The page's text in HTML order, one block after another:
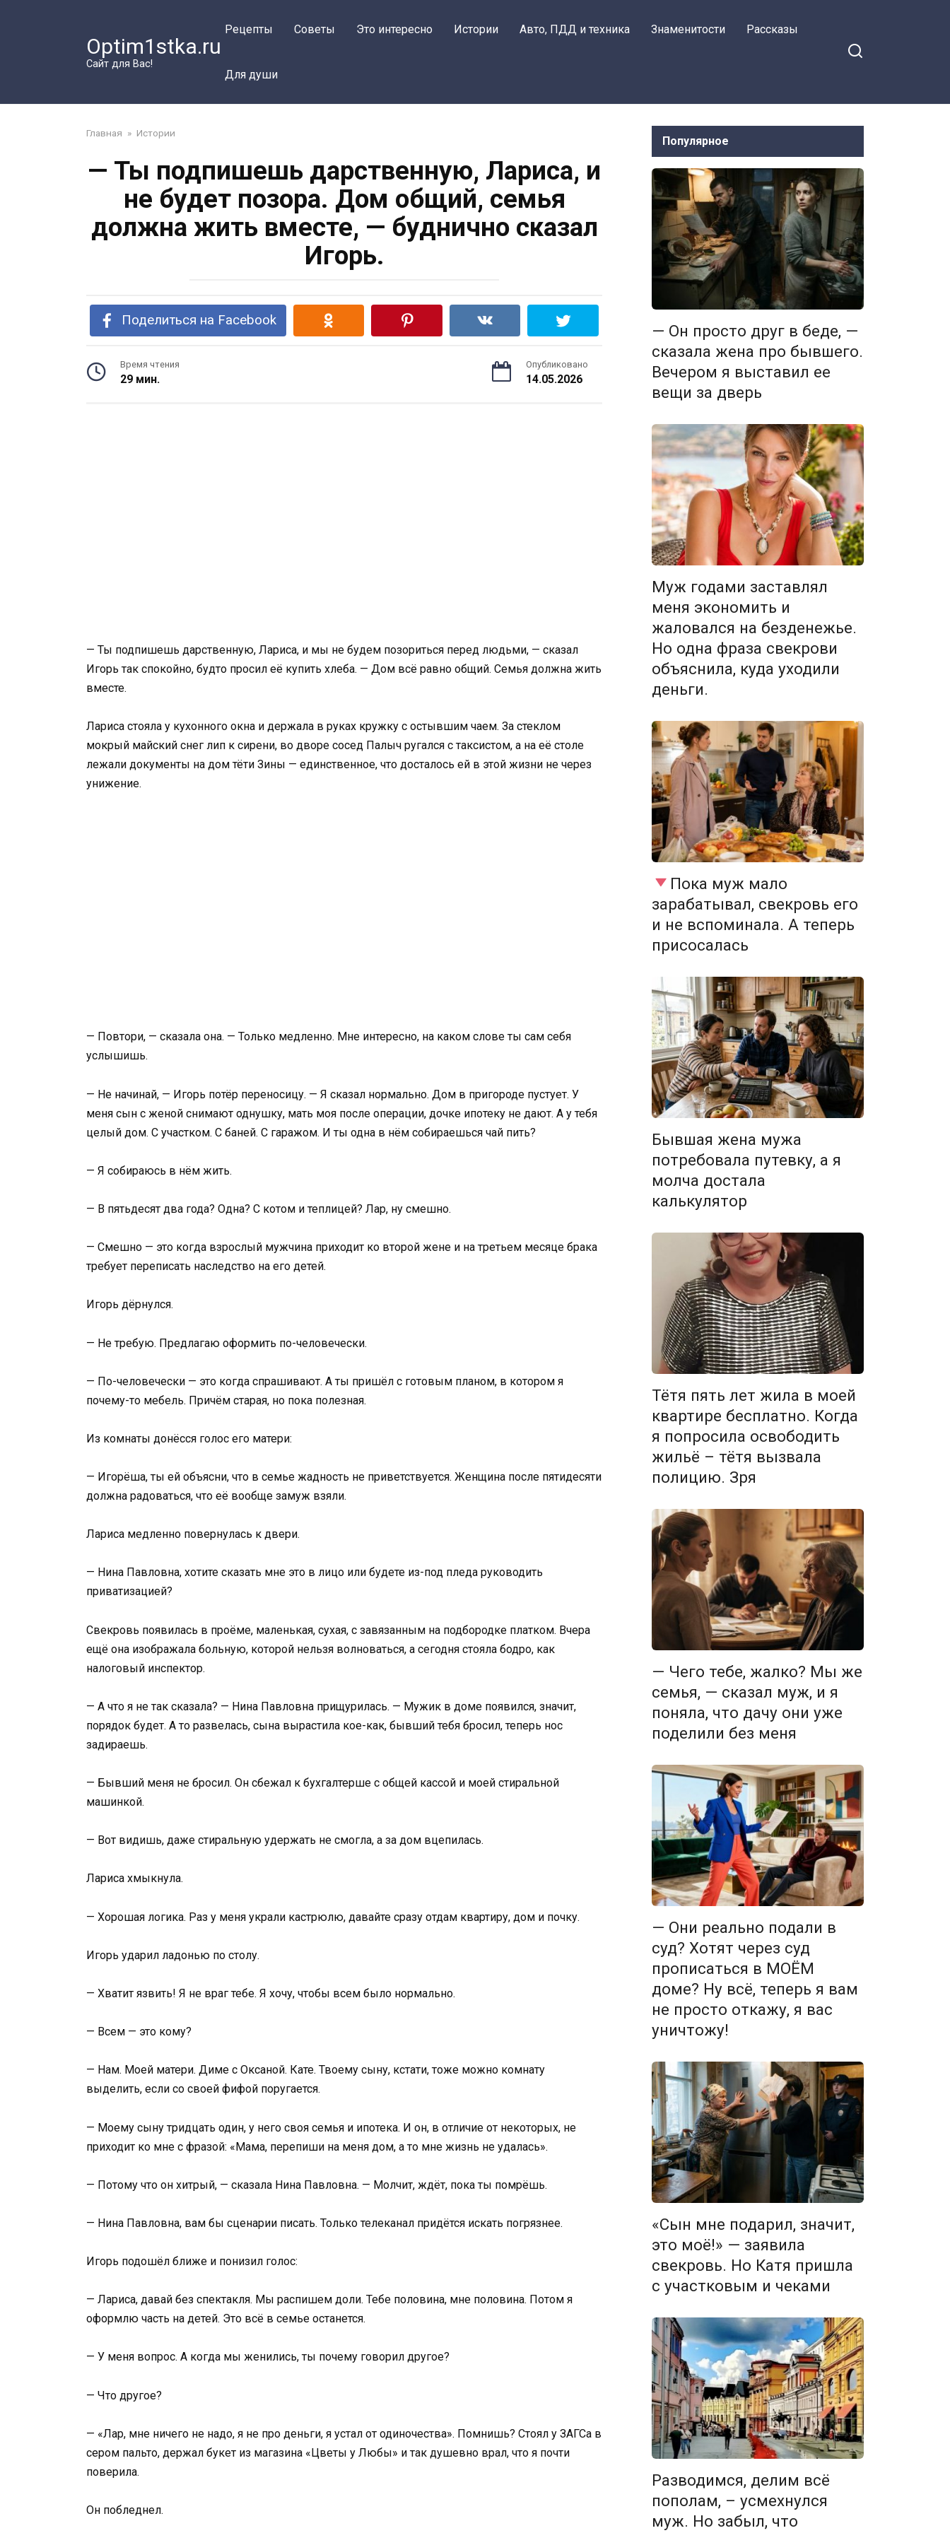
Optim1stka.ru
Сайт для Вас!
Рецепты Советы Это интересно Истории Авто, ПДД и техника Знаменитости Рассказы
Для души
Главная » Истории
— Ты подпишешь дарственную, Лариса, и
не будет позора. Дом общий, семья
должна жить вместе, — буднично сказал
Игорь.
Поделиться на Facebook
Время чтения
29 мин.
Опубликовано
14.05.2026
— Ты подпишешь дарственную, Лариса, и мы не будем позориться перед людьми, — сказал
Игорь так спокойно, будто просил её купить хлеба. — Дом всё равно общий. Семья должна жить
вместе.
Лариса стояла у кухонного окна и держала в руках кружку с остывшим чаем. За стеклом
мокрый майский снег лип к сирени, во дворе сосед Палыч ругался с таксистом, а на её столе
лежали документы на дом тёти Зины — единственное, что досталось ей в этой жизни не через
унижение.
— Повтори, — сказала она. — Только медленно. Мне интересно, на каком слове ты сам себя
услышишь.
— Не начинай, — Игорь потёр переносицу. — Я сказал нормально. Дом в пригороде пустует. У
меня сын с женой снимают однушку, мать моя после операции, дочке ипотеку не дают. А у тебя
целый дом. С участком. С баней. С гаражом. И ты одна в нём собираешься чай пить?
— Я собираюсь в нём жить.
— В пятьдесят два года? Одна? С котом и теплицей? Лар, ну смешно.
— Смешно — это когда взрослый мужчина приходит ко второй жене и на третьем месяце брака
требует переписать наследство на его детей.
Игорь дёрнулся.
— Не требую. Предлагаю оформить по-человечески.
— По-человечески — это когда спрашивают. А ты пришёл с готовым планом, в котором я
почему-то мебель. Причём старая, но пока полезная.
Из комнаты донёсся голос его матери:
— Игорёша, ты ей объясни, что в семье жадность не приветствуется. Женщина после пятидесяти
должна радоваться, что её вообще замуж взяли.
Лариса медленно повернулась к двери.
— Нина Павловна, хотите сказать мне это в лицо или будете из-под пледа руководить
приватизацией?
Свекровь появилась в проёме, маленькая, сухая, с завязанным на подбородке платком. Вчера
ещё она изображала больную, которой нельзя волноваться, а сегодня стояла бодро, как
налоговый инспектор.
— А что я не так сказала? — Нина Павловна прищурилась. — Мужик в доме появился, значит,
порядок будет. А то развелась, сына вырастила кое-как, бывший тебя бросил, теперь нос
задираешь.
— Бывший меня не бросил. Он сбежал к бухгалтерше с общей кассой и моей стиральной
машинкой.
— Вот видишь, даже стиральную удержать не смогла, а за дом вцепилась.
Лариса хмыкнула.
— Хорошая логика. Раз у меня украли кастрюлю, давайте сразу отдам квартиру, дом и почку.
Игорь ударил ладонью по столу.
— Хватит язвить! Я не враг тебе. Я хочу, чтобы всем было нормально.
— Всем — это кому?
— Нам. Моей матери. Диме с Оксаной. Кате. Твоему сыну, кстати, тоже можно комнату
выделить, если со своей фифой поругается.
— Моему сыну тридцать один, у него своя семья и ипотека. И он, в отличие от некоторых, не
приходит ко мне с фразой: «Мама, перепиши на меня дом, а то мне жизнь не удалась».
— Потому что он хитрый, — сказала Нина Павловна. — Молчит, ждёт, пока ты помрёшь.
— Нина Павловна, вам бы сценарии писать. Только телеканал придётся искать погрязнее.
Игорь подошёл ближе и понизил голос:
— Лариса, давай без спектакля. Мы распишем доли. Тебе половина, мне половина. Потом я
оформлю часть на детей. Это всё в семье останется.
— У меня вопрос. А когда мы женились, ты почему говорил другое?
— Что другое?
— «Лар, мне ничего не надо, я не про деньги, я устал от одиночества». Помнишь? Стоял у ЗАГСа в
сером пальто, держал букет из магазина «Цветы у Любы» и так душевно врал, что я почти
поверила.
Он побледнел.
Популярное
— Он просто друг в беде, —
сказала жена про бывшего.
Вечером я выставил ее
вещи за дверь
Муж годами заставлял
меня экономить и
жаловался на безденежье.
Но одна фраза свекрови
объяснила, куда уходили
деньги.
Пока муж мало
зарабатывал, свекровь его
и не вспоминала. А теперь
присосалась
Бывшая жена мужа
потребовала путевку, а я
молча достала
калькулятор
Тётя пять лет жила в моей
квартире бесплатно. Когда
я попросила освободить
жильё – тётя вызвала
полицию. Зря
— Чего тебе, жалко? Мы же
семья, — сказал муж, и я
поняла, что дачу они уже
поделили без меня
— Они реально подали в
суд? Хотят через суд
прописаться в МОЁМ
доме? Ну всё, теперь я вам
не просто откажу, я вас
уничтожу!
«Сын мне подарил, значит,
это моё!» — заявила
свекровь. Но Катя пришла
с участковым и чеками
Разводимся, делим всё
пополам, – усмехнулся
муж. Но забыл, что
бросила. А мне он не